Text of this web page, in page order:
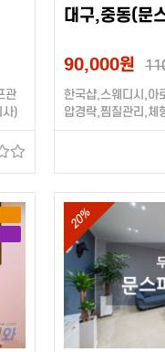
관
)
대구,중동(문
90,000원
한국샵,스웨디시,아
압경락,찜질관리,체
미,센슈얼,호텔식,
20%